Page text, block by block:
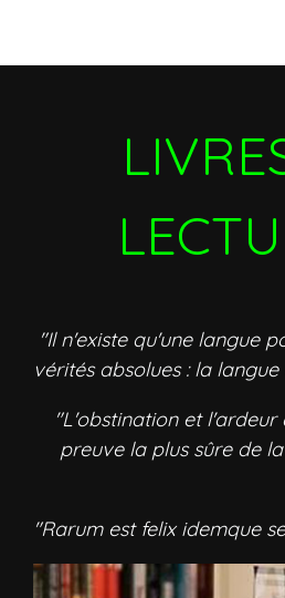
"Il n'existe qu'une langue
vérités absolues : la
"L'obstination et l'ardeur
preuve la plus sûre de
"Rarum est felix idemque